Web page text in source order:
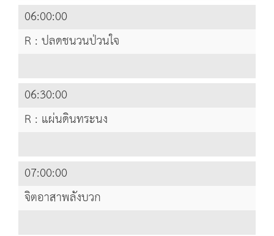
06:00:00
R : ปลดชนวนป่วนใจ
06:30:00
R : แผ่นดินทระนง
07:00:00
จิตอาสาพลังบวก